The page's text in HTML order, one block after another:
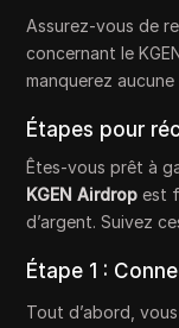
Assurez-vous de
concernant le
manquerez
Étapes pour
Êtes-vous prêt à
KGEN Airdrop est
d’argent. Suivez
Étape 1 :
Tout d’abord,